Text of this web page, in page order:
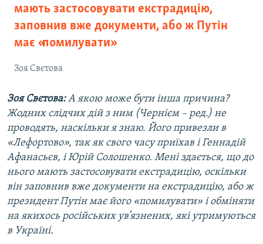
мають застосовувати екстрадицію,
заповнив вже документи, або ж Путін
має «помилувати»
Зоя Свєтова
Зоя Свєтова:А якою може бути інша причина?
Жодних слідчих дій з ним (Чернієм – ред.) не
проводять, наскільки я знаю. Його привезли в
«Лефортово», так як свого часу приїхав і Геннадій
Афанасьєв, і Юрій Солошенко. Мені здається, що до
нього мають застосовувати екстрадицію, оскільки
він заповнив вже документи на екстрадицію, або ж
президент Путін має його «помилувати» і обміняти
на якихось російських ув’язнених, які утримуються
в Україні.